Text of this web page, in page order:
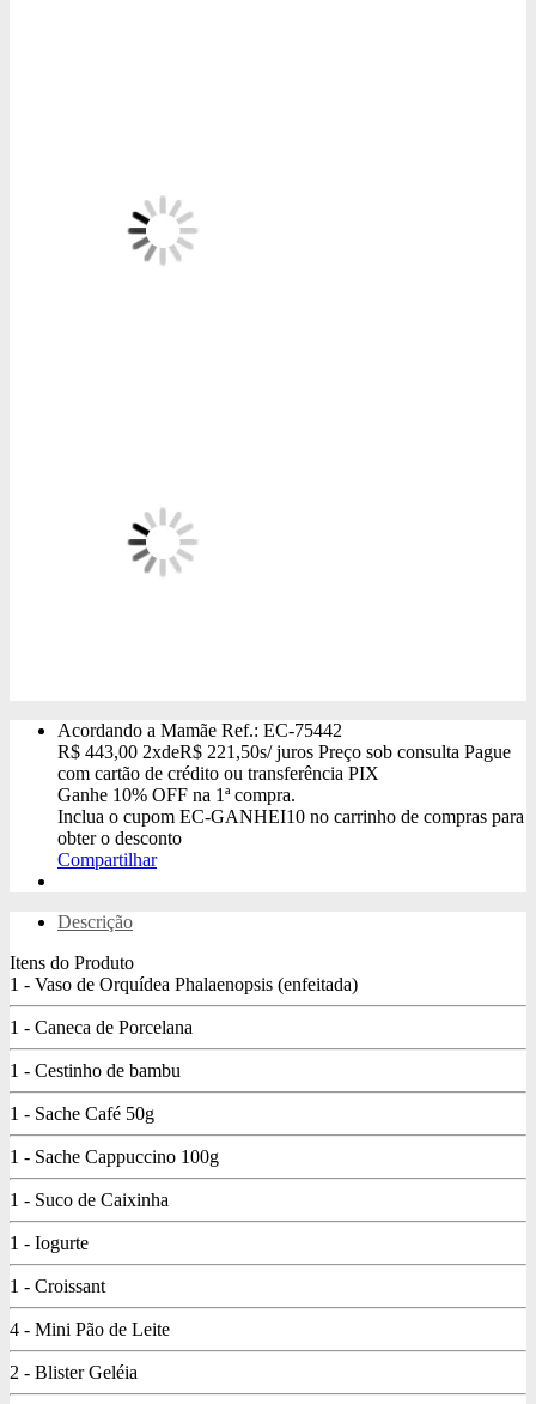
Acordando a Mamãe Ref.: EC-75442
R$ 443,00 2xdeR$ 221,50s/ juros Preço sob consulta Pague
com cartão de crédito ou transferência PIX
Ganhe 10% OFF na 1ª compra.
Inclua o cupom EC-GANHEI10 no carrinho de compras para
obter o desconto
Compartilhar
Descrição
Itens do Produto
1 - Vaso de Orquídea Phalaenopsis (enfeitada)
1 - Caneca de Porcelana
1 - Cestinho de bambu
1 - Sache Café 50g
1 - Sache Cappuccino 100g
1 - Suco de Caixinha
1 - Iogurte
1 - Croissant
4 - Mini Pão de Leite
2 - Blister Geléia